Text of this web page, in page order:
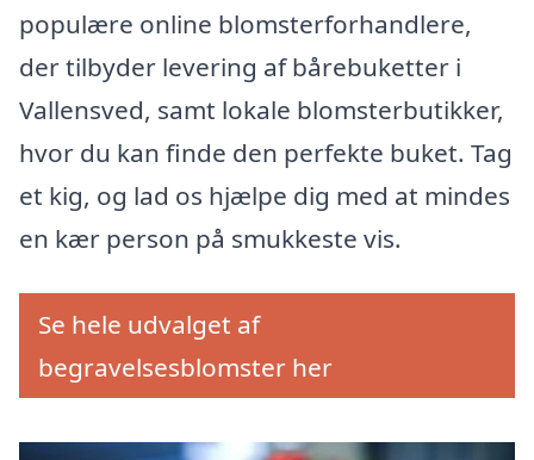
populære online blomsterforhandlere,
der tilbyder levering af bårebuketter i
Vallensved, samt lokale blomsterbutikker,
hvor du kan finde den perfekte buket. Tag
et kig, og lad os hjælpe dig med at mindes
en kær person på smukkeste vis.
Se hele udvalget af
begravelsesblomster her